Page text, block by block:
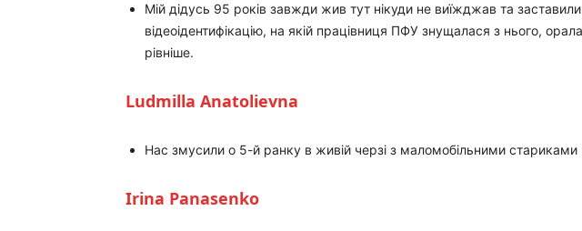
Мій дідусь 95 років завжди жив тут нікуди не виїжджав та
відеоідентифікацію, на якій працівниця ПФУ знущалася з нього,
рівніше.
Ludmilla Anatolievna
Нас змусили о 5-й ранку в живій черзі з маломобільними
Irina Panasenko